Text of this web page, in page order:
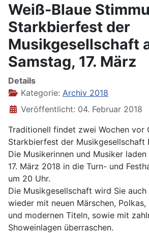
Weiß-Blaue
Starkbierfest der
Musikgesellschaft
Samstag, 17. März
Details
Kategorie: Archiv 2018
Veröffentlicht: 04. Februar 2018
Traditionell findet zwei Wochen vor
Starkbierfest der Musikgesellschaft
Die Musikerinnen und Musiker laden
17. März 2018 in die Turn- und
um 20 Uhr.
Die Musikgesellschaft wird Sie
wieder mit neuen Märschen,
und modernen Titeln, sowie mit
Showeinlagen überraschen.